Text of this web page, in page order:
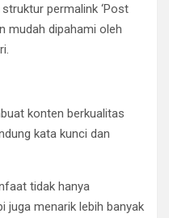
permalink ‘Post
mudah dipahami oleh
konten berkualitas
kata kunci dan
tidak hanya
juga menarik lebih banyak